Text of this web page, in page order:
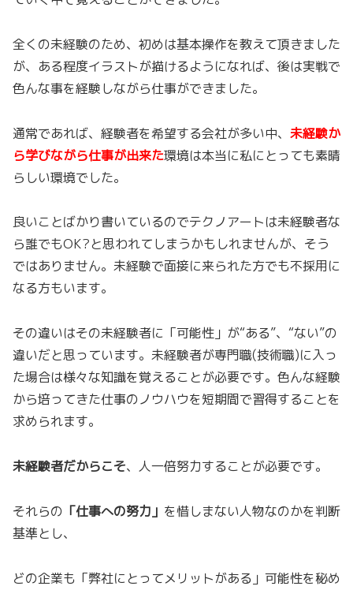
全くの未経験のため、初めは基本操作を教えて頂きました
が、ある程度イラストが描けるようになれば、後は実戦で
色んな事を経験しながら仕事ができました。
通常であれば、経験者を希望する会社が多い中、 未経験か
ら学びながら仕事が出来た環境は本当に私にとっても素晴
らしい環境でした。
良いことばかり書いているのでテクノアートは未経験者な
ら誰でもOK?と思われてしまうかもしれませんが、そう
ではありません。未経験で面接に来られた方でも不採用に
なる方もいます。
その違いはその未経験者に「可能性」が“ある”、“ない”の
違いだと思っています。未経験者が専門職(技術職)に入っ
た場合は様々な知識を覚えることが必要です。色んな経験
から培ってきた仕事のノウハウを短期間で習得することを
求められます。
未経験者だからこそ、人一倍努力することが必要です。
それらの 「仕事への努力」 を惜しまない人物なのかを判断
基準とし、
どの企業も「弊社にとってメリットがある」可能性を秘め